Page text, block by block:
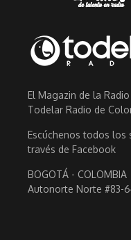
El Magazin de la
Todelar Radio de
Escúchenos todos los
través de Facebook
BOGOTÁ - COLOMBIA
Autonorte Norte #83-